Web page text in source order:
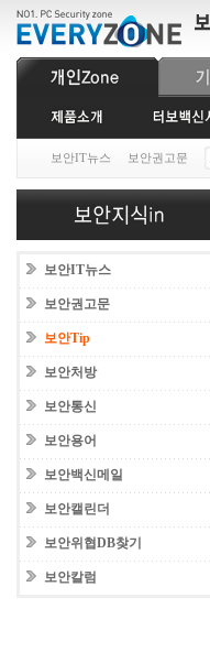
보안IT뉴스 보안권고문
보안IT뉴스
보안권고문
보안Tip
보안처방
보안통신
보안용어
보안백신메일
보안캘린더
보안위협DB찾기
보안칼럼